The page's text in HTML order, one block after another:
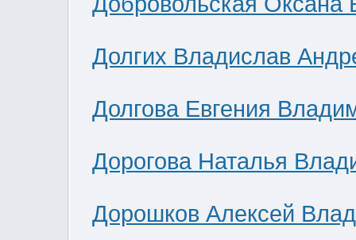
Долгих Владислав
Долгова Евгения
Дорогова Наталья
Дорошков Алексей